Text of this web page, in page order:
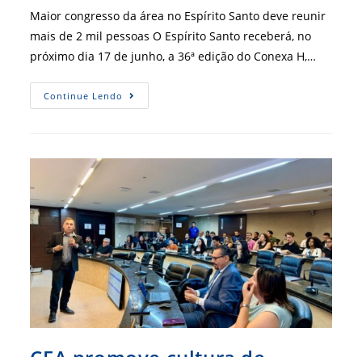
post:
Maior congresso da área no Espírito Santo deve reunir
mais de 2 mil pessoas O Espírito Santo receberá, no
próximo dia 17 de junho, a 36ª edição do Conexa H,…
Continue Lendo Conexa
H
Diversidade,
Inovação
E
IA
Na
Gestão
De
Pessoas